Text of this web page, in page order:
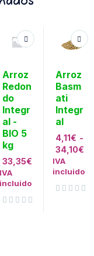
Arroz
Redon
do
Integr
al -
BIO 5
kg
33,35€
IVA
incluido
Arroz
Basm
ati
Integr
al
4,11€ -
34,10€
IVA
incluido